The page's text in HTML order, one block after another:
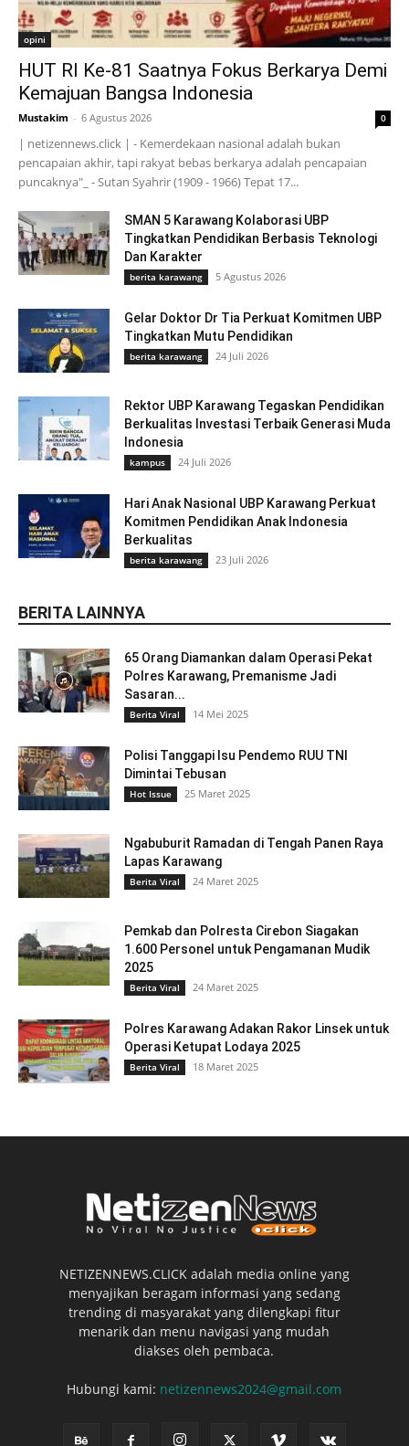
opini
HUT RI Ke-81 Saatnya Fokus Berkarya Demi
Kemajuan Bangsa Indonesia
Mustakim - 6 Agustus 2026 0
| netizennews.click | - Kemerdekaan nasional adalah bukan
pencapaian akhir, tapi rakyat bebas berkarya adalah pencapaian
puncaknya"_ - Sutan Syahrir (1909 - 1966) Tepat 17...
SMAN 5 Karawang Kolaborasi UBP
Tingkatkan Pendidikan Berbasis Teknologi
Dan Karakter
berita karawang 5 Agustus 2026
Gelar Doktor Dr Tia Perkuat Komitmen UBP
Tingkatkan Mutu Pendidikan
berita karawang 24 Juli 2026
Rektor UBP Karawang Tegaskan Pendidikan
Berkualitas Investasi Terbaik Generasi Muda
Indonesia
kampus 24 Juli 2026
Hari Anak Nasional UBP Karawang Perkuat
Komitmen Pendidikan Anak Indonesia
Berkualitas
berita karawang 23 Juli 2026
BERITA LAINNYA
65 Orang Diamankan dalam Operasi Pekat
Polres Karawang, Premanisme Jadi
Sasaran...
Berita Viral 14 Mei 2025
Polisi Tanggapi Isu Pendemo RUU TNI
Dimintai Tebusan
Hot Issue 25 Maret 2025
Ngabuburit Ramadan di Tengah Panen Raya
Lapas Karawang
Berita Viral 24 Maret 2025
Pemkab dan Polresta Cirebon Siagakan
1.600 Personel untuk Pengamanan Mudik
2025
Berita Viral 24 Maret 2025
Polres Karawang Adakan Rakor Linsek untuk
Operasi Ketupat Lodaya 2025
Berita Viral 18 Maret 2025
NETIZENNEWS.CLICK adalah media online yang
menyajikan beragam informasi yang sedang
trending di masyarakat yang dilengkapi fitur
menarik dan menu navigasi yang mudah
diakses oleh pembaca.
Hubungi kami: netizennews2024@gmail.com